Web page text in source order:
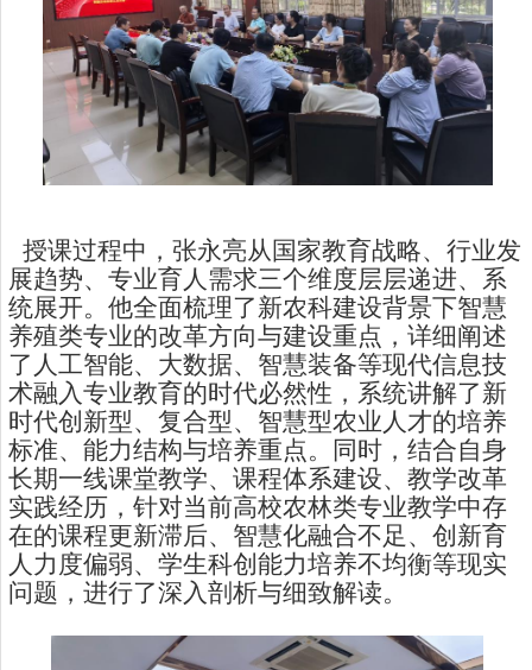
授课过程中，张永亮从国家教育战略、行业发
展趋势、专业育人需求三个维度层层递进、系
统展开。他全面梳理了新农科建设背景下智慧
养殖类专业的改革方向与建设重点，详细阐述
了人工智能、大数据、智慧装备等现代信息技
术融入专业教育的时代必然性，系统讲解了新
时代创新型、复合型、智慧型农业人才的培养
标准、能力结构与培养重点。同时，结合自身
长期一线课堂教学、课程体系建设、教学改革
实践经历，针对当前高校农林类专业教学中存
在的课程更新滞后、智慧化融合不足、创新育
人力度偏弱、学生科创能力培养不均衡等现实
问题，进行了深入剖析与细致解读。